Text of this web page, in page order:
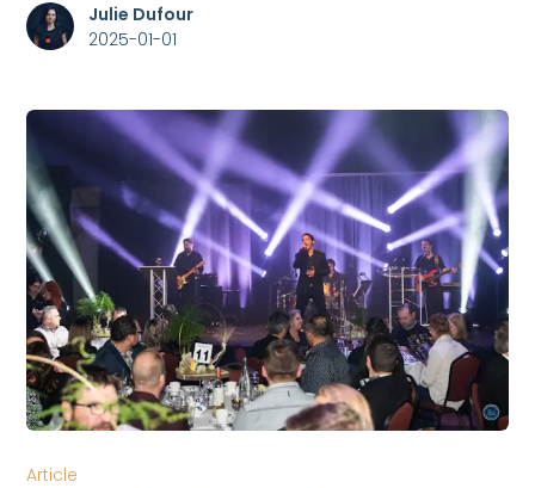
Julie Dufour
2025-01-01
Article